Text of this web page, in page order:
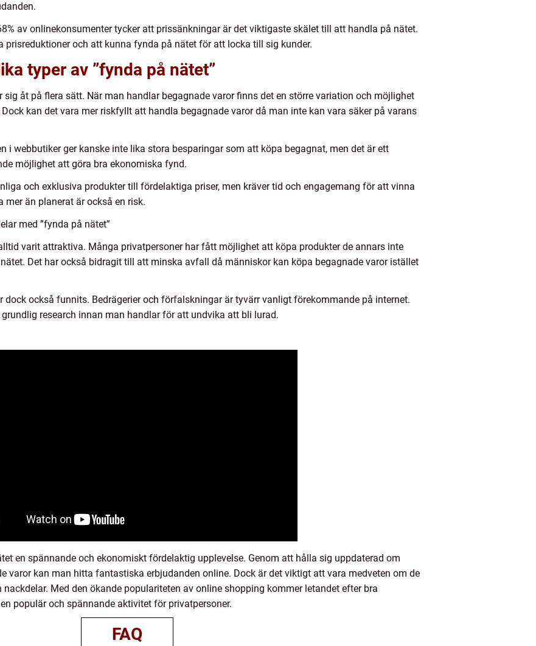
av onlinekonsumenter tycker att prissänkningar är det viktigaste skälet till att handla på nätet.
prisreduktioner och att kunna fynda på nätet för att locka till sig kunder.
typer av ”fynda på nätet”
åt på flera sätt. När man handlar begagnade varor finns det en större variation och möjlighet
kan det vara mer riskfyllt att handla begagnade varor då man inte kan vara säker på varans
i webbutiker ger kanske inte lika stora besparingar som att köpa begagnat, men det är ett
möjlighet att göra bra ekonomiska fynd.
och exklusiva produkter till fördelaktiga priser, men kräver tid och engagemang för att vinna
mer än planerat är också en risk.
med ”fynda på nätet”
varit attraktiva. Många privatpersoner har fått möjlighet att köpa produkter de annars inte
Det har också bidragit till att minska avfall då människor kan köpa begagnade varor istället
dock också funnits. Bedrägerier och förfalskningar är tyvärr vanligt förekommande på internet.
research innan man handlar för att undvika att bli lurad.
en spännande och ekonomiskt fördelaktig upplevelse. Genom att hålla sig uppdaterad om
varor kan man hitta fantastiska erbjudanden online. Dock är det viktigt att vara medveten om de
Med den ökande populariteten av online shopping kommer letandet efter bra
populär och spännande aktivitet för privatpersoner.
FAQ